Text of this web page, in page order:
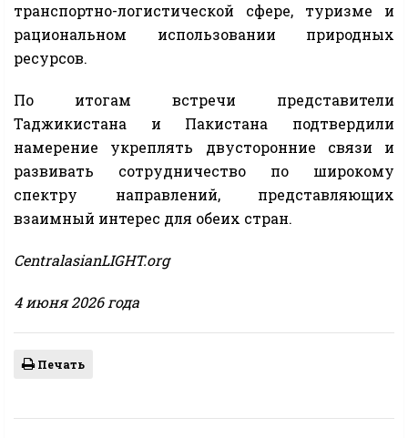
транспортно-логистической сфере, туризме и
рациональном использовании природных
ресурсов.
По итогам встречи представители
Таджикистана и Пакистана подтвердили
намерение укреплять двусторонние связи и
развивать сотрудничество по широкому
спектру направлений, представляющих
взаимный интерес для обеих стран.
CentralasianLIGHT.org
4 июня 2026 года
Печать